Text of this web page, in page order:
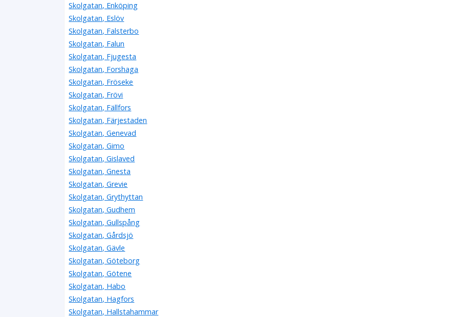
Skolgatan, Enköping
Skolgatan, Eslöv
Skolgatan, Falsterbo
Skolgatan, Falun
Skolgatan, Fjugesta
Skolgatan, Forshaga
Skolgatan, Fröseke
Skolgatan, Frövi
Skolgatan, Fällfors
Skolgatan, Färjestaden
Skolgatan, Genevad
Skolgatan, Gimo
Skolgatan, Gislaved
Skolgatan, Gnesta
Skolgatan, Grevie
Skolgatan, Grythyttan
Skolgatan, Gudhem
Skolgatan, Gullspång
Skolgatan, Gårdsjö
Skolgatan, Gävle
Skolgatan, Göteborg
Skolgatan, Götene
Skolgatan, Habo
Skolgatan, Hagfors
Skolgatan, Hallstahammar